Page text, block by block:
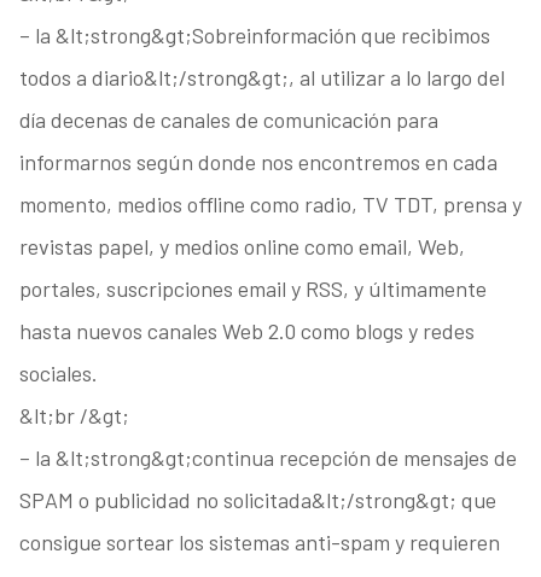
– la &lt;strong&gt;Sobreinformación que recibimos
todos a diario&lt;/strong&gt;, al utilizar a lo largo del
día decenas de canales de comunicación para
informarnos según donde nos encontremos en cada
momento, medios offline como radio, TV TDT, prensa y
revistas papel, y medios online como email, Web,
portales, suscripciones email y RSS, y últimamente
hasta nuevos canales Web 2.0 como blogs y redes
sociales.
&lt;br /&gt;
– la &lt;strong&gt;continua recepción de mensajes de
SPAM o publicidad no solicitada&lt;/strong&gt; que
consigue sortear los sistemas anti-spam y requieren